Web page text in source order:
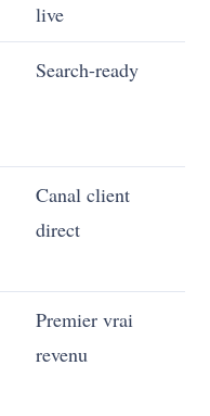
live
Search-ready
Canal client
direct
Premier vrai
revenu